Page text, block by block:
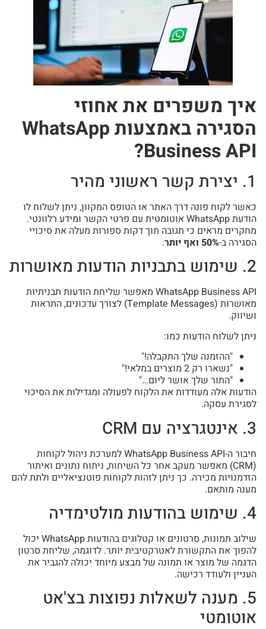
איך משפרים את אחוזי
הסגירה באמצעות WhatsApp
Business API?
1. יצירת קשר ראשוני מהיר
כאשר לקוח פונה דרך האתר או הטופס המקוון, ניתן לשלוח לו
הודעת WhatsApp אוטומטית עם פרטי הקשר ומידע רלוונטי.
מחקרים מראים כי תגובה תוך דקות ספורות מעלה את סיכויי
הסגירה ב-50% ואף יותר .
2. שימוש בתבניות הודעות מאושרות
WhatsApp Business API מאפשר שליחת הודעות תבניתיות
מאושרות (Template Messages) לצורך עדכונים, התראות
ושיווק.
ניתן לשלוח הודעות כמו:
"ההזמנה שלך התקבלה!"
"נשארו רק 2 מוצרים במלאי!"
"התור שלך אושר ליום…"
הודעות אלה מעודדות את הלקוח לפעולה ומגדילות את הסיכוי
לסגירת עסקה.
3. אינטגרציה עם CRM
חיבור ה-WhatsApp Business API למערכת ניהול לקוחות
(CRM) מאפשר מעקב אחר כל השיחות, ניתוח נתונים ואיתור
הזדמנויות מכירה. כך ניתן לזהות לקוחות פוטנציאליים ולתת להם
מענה מותאם.
4. שימוש בהודעות מולטימדיה
שילוב תמונות, סרטונים או קטלוגים בהודעות WhatsApp יכול
להפוך את התקשורת לאטרקטיבית יותר. לדוגמה, שליחת סרטון
הדגמה של מוצר או תמונה של מבצע מיוחד יכולה להגביר את
העניין ולעודד רכישה.
5. מענה לשאלות נפוצות בצ'אט
אוטומטי